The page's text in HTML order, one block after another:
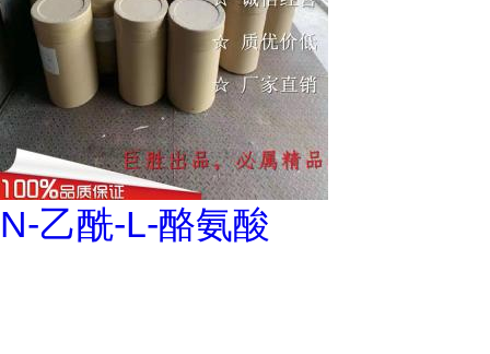
N-乙酰-L-酪氨酸